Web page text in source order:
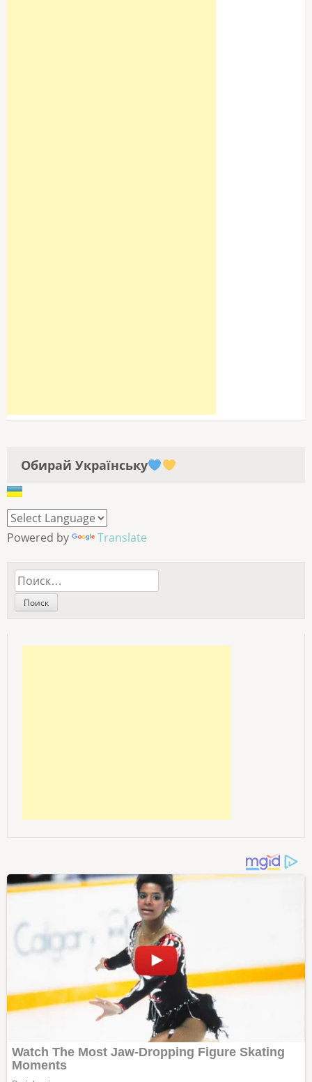
Обирай Українську
Powered by Translate
Найти: